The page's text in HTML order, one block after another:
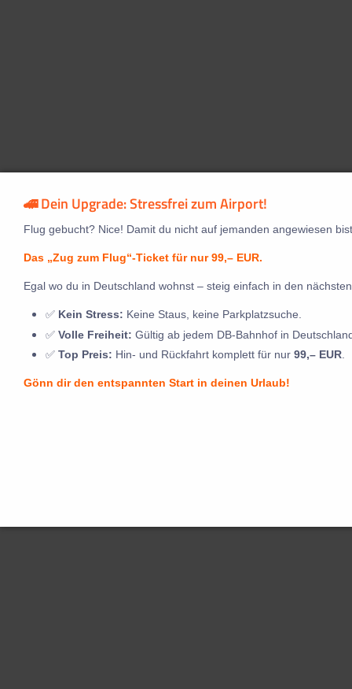
🚄 Dein Upgrade: Stressfrei zum Airport!
Flug gebucht? Nice! Damit du nicht auf jemanden angewiesen
Das „Zug zum Flug“-Ticket für nur 99,– EUR.
Egal wo du in Deutschland wohnst – steig einfach in den
✅ Kein Stress: Keine Staus, keine Parkplatzsuche.
✅ Volle Freiheit: Gültig ab jedem DB-Bahnhof in
✅ Top Preis: Hin- und Rückfahrt komplett für nur 99,– EUR.
Gönn dir den entspannten Start in deinen Urlaub!